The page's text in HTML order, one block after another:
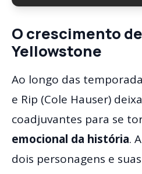
O crescimento
Yellowstone
Ao longo das
e Rip (Cole Hauser)
coadjuvantes para se
emocional da história.
dois personagens e